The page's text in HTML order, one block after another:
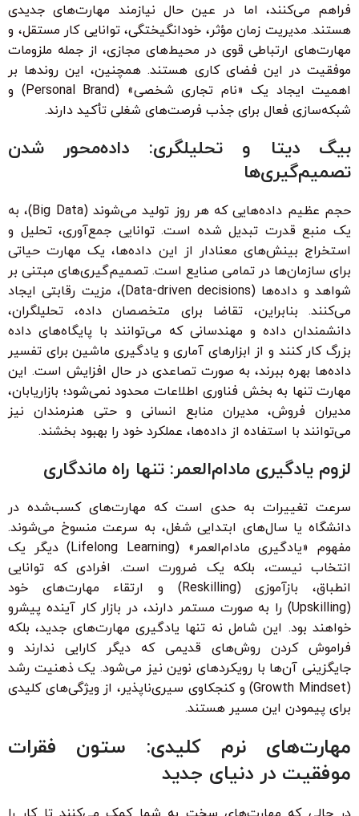
فراهم می‌کنند، اما در عین حال نیازمند مهارت‌های جدیدی
هستند. مدیریت زمان مؤثر، خودانگیختگی، توانایی کار مستقل، و
مهارت‌های ارتباطی قوی در محیط‌های مجازی، از جمله ملزومات
موفقیت در این فضای کاری هستند. همچنین، این روندها بر
اهمیت ایجاد یک «نام تجاری شخصی» (Personal Brand) و
شبکه‌سازی فعال برای جذب فرصت‌های شغلی تأکید دارند.
بیگ دیتا و تحلیلگری: داده‌محور شدن
تصمیم‌گیری‌ها
حجم عظیم داده‌هایی که هر روز تولید می‌شوند (Big Data)، به
یک منبع قدرت تبدیل شده است. توانایی جمع‌آوری، تحلیل و
استخراج بینش‌های معنادار از این داده‌ها، یک مهارت حیاتی
برای سازمان‌ها در تمامی صنایع است. تصمیم‌گیری‌های مبتنی بر
شواهد و داده‌ها (Data-driven decisions)، مزیت رقابتی ایجاد
می‌کنند. بنابراین، تقاضا برای متخصصان داده، تحلیلگران،
دانشمندان داده و مهندسانی که می‌توانند با پایگاه‌های داده
بزرگ کار کنند و از ابزارهای آماری و یادگیری ماشین برای تفسیر
داده‌ها بهره ببرند، به صورت تصاعدی در حال افزایش است. این
مهارت تنها به بخش فناوری اطلاعات محدود نمی‌شود؛ بازاریابان،
مدیران فروش، مدیران منابع انسانی و حتی هنرمندان نیز
می‌توانند با استفاده از داده‌ها، عملکرد خود را بهبود بخشند.
لزوم یادگیری مادام‌العمر: تنها راه ماندگاری
سرعت تغییرات به حدی است که مهارت‌های کسب‌شده در
دانشگاه یا سال‌های ابتدایی شغل، به سرعت منسوخ می‌شوند.
مفهوم «یادگیری مادام‌العمر» (Lifelong Learning) دیگر یک
انتخاب نیست، بلکه یک ضرورت است. افرادی که توانایی
انطباق، بازآموزی (Reskilling) و ارتقاء مهارت‌های خود
(Upskilling) را به صورت مستمر دارند، در بازار کار آینده پیشرو
خواهند بود. این شامل نه تنها یادگیری مهارت‌های جدید، بلکه
فراموش کردن روش‌های قدیمی که دیگر کارایی ندارند و
جایگزینی آن‌ها با رویکردهای نوین نیز می‌شود. یک ذهنیت رشد
(Growth Mindset) و کنجکاوی سیری‌ناپذیر، از ویژگی‌های کلیدی
برای پیمودن این مسیر هستند.
مهارت‌های نرم کلیدی: ستون فقرات
موفقیت در دنیای جدید